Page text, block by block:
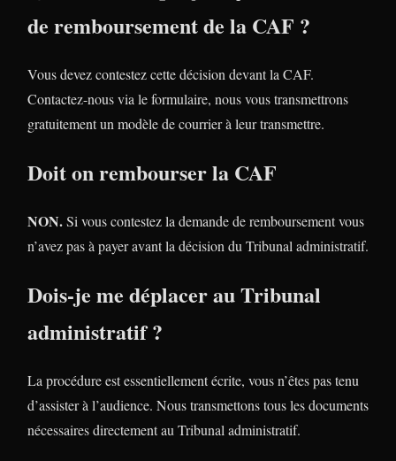
de remboursement de la CAF ?
Vous devez contestez cette décision devant la CAF.
Contactez-nous via le formulaire, nous vous transmettrons
gratuitement un modèle de courrier à leur transmettre.
Doit on rembourser la CAF
NON.Si vous contestez la demande de remboursement vous
n’avez pas à payer avant la décision du Tribunal administratif.
Dois-je me déplacer au Tribunal
administratif ?
La procédure est essentiellement écrite, vous n’êtes pas tenu
d’assister à l’audience. Nous transmettons tous les documents
nécessaires directement au Tribunal administratif.